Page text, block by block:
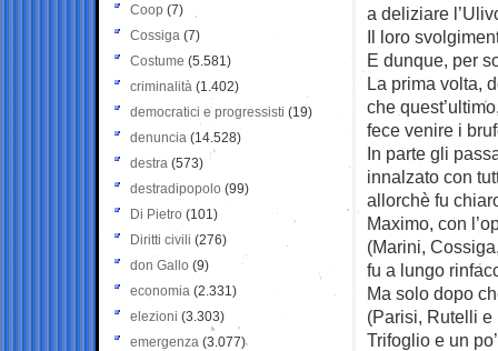
a deliziare
Il loro
E dunque, per
La prima volta,
che
fece venire i
In parte gli
innalzato con
allorchè fu
Maximo, con
(Marini,
fu a lungo
Ma solo dopo
(Parisi, Rutelli e
Trifoglio e un
Coop (7)
Cossiga (7)
Costume (5.581)
criminalità (1.402)
democratici e progressisti (19)
denuncia (14.528)
destra (573)
destradipopolo (99)
Di Pietro (101)
Diritti civili (276)
don Gallo (9)
economia (2.331)
elezioni (3.303)
emergenza (3.077)